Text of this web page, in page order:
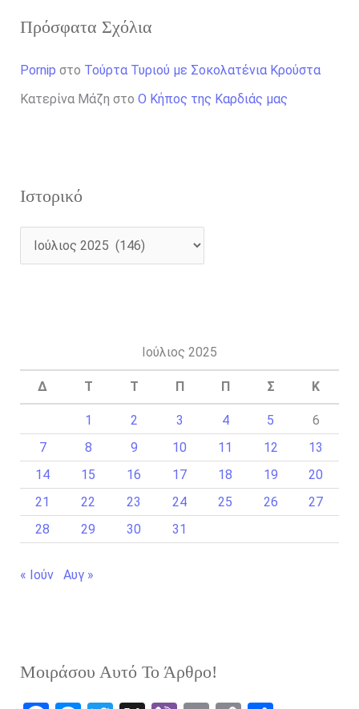
Πρόσφατα Σχόλια
Pornip στο Τούρτα Τυριού με Σοκολατένια Κρούστα
Κατερίνα Μάζη στο Ο Κήπος της Καρδιάς μας
Ιστορικό
Ιούλιος 2025
Δ Τ Τ Π Π Σ Κ
1 2 3 4 5
6
7
8 9 10 11 12
13
14
15 16 17 18 19
20
21
22 23 24 25 26
27
28
29 30 31
« Ιούν Αυγ »
Μοιράσου Αυτό Το Άρθρο!